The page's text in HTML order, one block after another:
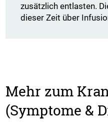
zusätzlich entlasten.
dieser Zeit über
Mehr zum
(Symptome &